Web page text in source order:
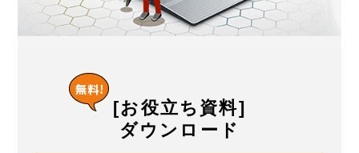
[お役立ち資料]
ダウンロード